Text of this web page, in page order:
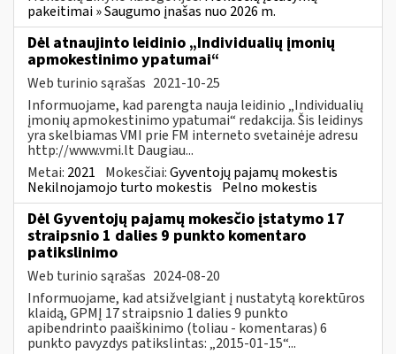
pakeitimai » Saugumo įnašas nuo 2026 m.
Dėl atnaujinto leidinio „Individualių įmonių
apmokestinimo ypatumai“
Web turinio sąrašas 2021-10-25
Informuojame, kad parengta nauja leidinio „Individualių
įmonių apmokestinimo ypatumai“ redakcija. Šis leidinys
yra skelbiamas VMI prie FM interneto svetainėje adresu
http://www.vmi.lt Daugiau...
Metai: 2021 Mokesčiai:Gyventojų pajamų mokestis
Nekilnojamojo turto mokestis Pelno mokestis
Dėl Gyventojų pajamų mokesčio įstatymo 17
straipsnio 1 dalies 9 punkto komentaro
patikslinimo
Web turinio sąrašas 2024-08-20
Informuojame, kad atsižvelgiant į nustatytą korektūros
klaidą, GPMĮ 17 straipsnio 1 dalies 9 punkto
apibendrinto paaiškinimo (toliau - komentaras) 6
punkto pavyzdys patikslintas: „2015-01-15“...